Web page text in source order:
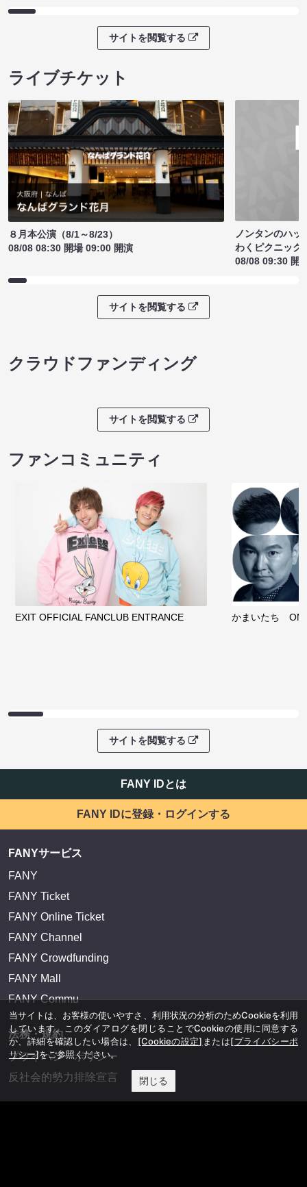
サイトを閲覧する
ライブチケット
８月本公演（8/1～8/23）
08/08 08:30 開場 09:00 開演
ノンタンのハッ
わくピクニック
08/08 09:30 開
サイトを閲覧する
クラウドファンディング
サイトを閲覧する
ファンコミュニティ
EXIT OFFICIAL FANCLUB ENTRANCE かまいたち
サイトを閲覧する
FANY IDとは
FANY IDに登録・ログインする
FANYサービス
FANY
FANY Ticket
FANY Online Ticket
FANY Channel
FANY Crowdfunding
FANY Mall
FANY Commu
法務・規約
プライバシーポリシー
反社会的勢力排除宣言
当サイトは、お客様の使いやすさ、利用状況の分析のためCookieを利用
しています。このダイアログを閉じることでCookieの使用に同意する
か、詳細を確認したい場合は、 [Cookieの設定] または[プライバシーポ
リシー]をご参照ください。
閉じる